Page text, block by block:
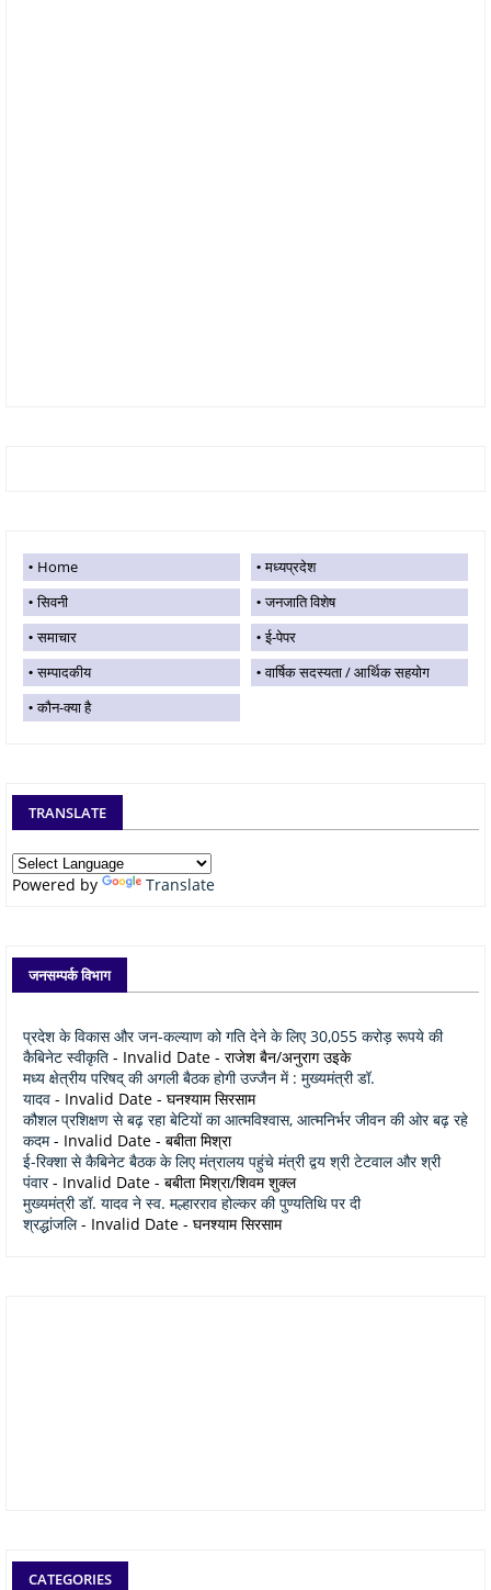
Home
मध्यप्रदेश
सिवनी
जनजाति विशेष
समाचार
ई-पेपर
सम्पादकीय
वार्षिक सदस्यता / आर्थिक सहयोग
कौन-क्या है
TRANSLATE
Powered by Translate
जनसम्पर्क विभाग
प्रदेश के विकास और जन-कल्याण को गति देने के लिए 30,055 करोड़ रूपये की
कैबिनेट स्वीकृति - Invalid Date - राजेश बैन/अनुराग उइके
मध्य क्षेत्रीय परिषद् की अगली बैठक होगी उज्जैन में : मुख्यमंत्री डॉ.
यादव - Invalid Date - घनश्याम सिरसाम
कौशल प्रशिक्षण से बढ़ रहा बेटियों का आत्मविश्वास, आत्मनिर्भर जीवन की ओर बढ़ रहे
कदम- Invalid Date - बबीता मिश्रा
ई-रिक्शा से कैबिनेट बैठक के लिए मंत्रालय पहुंचे मंत्री द्वय श्री टेटवाल और श्री
पंवार- Invalid Date - बबीता मिश्रा/शिवम शुक्ल
मुख्यमंत्री डॉ. यादव ने स्व. मल्हारराव होल्कर की पुण्यतिथि पर दी
श्रद्धांजलि- Invalid Date - घनश्याम सिरसाम
CATEGORIES